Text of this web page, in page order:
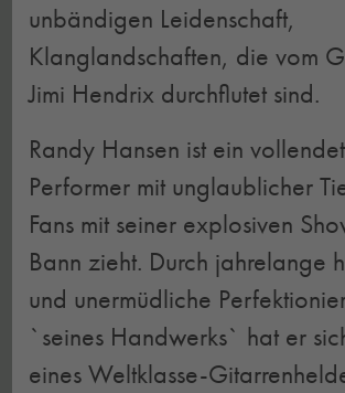
unbändigen Leidenschaft,
Klanglandschaften, die vom
Jimi Hendrix durchflutet sind.
Randy Hansen ist ein
Performer mit unglaublicher
Fans mit seiner explosiven
Bann zieht. Durch jahrelange
und unermüdliche
`seines Handwerks` hat er
eines Weltklasse-